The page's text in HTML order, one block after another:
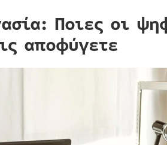
Ποιες οι
αποφύγετε